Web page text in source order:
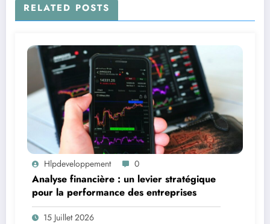
RELATED POSTS
Hlpdeveloppement 0
Analyse financière : un levier stratégique
pour la performance des entreprises
15 Juillet 2026